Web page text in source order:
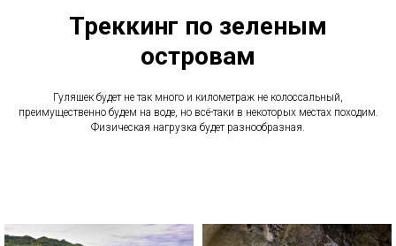
Треккинг по зеленым
островам
Гуляшек будет не так много и километраж не колоссальный,
преимущественно будем на воде, но всё-таки в некоторых местах походим.
Физическая нагрузка будет разнообразная.